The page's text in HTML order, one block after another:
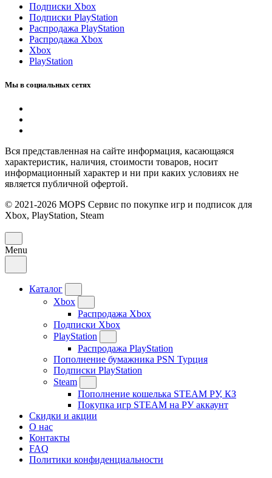
Подписки Xbox
Подписки PlayStation
Распродажа PlayStation
Распродажа Xbox
Xbox
PlayStation
Мы в социальных сетях
Вся представленная на сайте информация, касающаяся
характеристик, наличия, стоимости товаров, носит
информационный характер и ни при каких условиях не
является публичной офертой.
© 2021-2026 MOPS Сервис по покупке игр и подписок для
Xbox, PlayStation, Steam
Menu
Каталог
Xbox
Распродажа Xbox
Подписки Xbox
PlayStation
Распродажа PlayStation
Пополнение бумажника PSN Турция
Подписки PlayStation
Steam
Пополнение кошелька STEAM РУ, КЗ
Покупка игр STEAM на РУ аккаунт
Скидки и акции
О нас
Контакты
FAQ
Политики конфиденциальности